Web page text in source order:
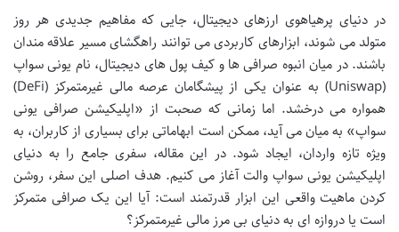
در دنیای پرهیاهوی ارزهای دیجیتال، جایی که مفاهیم جدیدی هر روز
متولد می شوند، ابزارهای کاربردی می توانند راهگشای مسیر علاقه مندان
باشند. در میان انبوه صرافی ها و کیف پول های دیجیتال، نام یونی سواپ
(Uniswap) به عنوان یکی از پیشگامان عرصه مالی غیرمتمرکز (DeFi)
همواره می درخشد. اما زمانی که صحبت از «اپلیکیشن صرافی یونی
سواپ» به میان می آید، ممکن است ابهاماتی برای بسیاری از کاربران، به
ویژه تازه واردان، ایجاد شود. در این مقاله، سفری جامع را به دنیای
اپلیکیشن یونی سواپ والت آغاز می کنیم. هدف اصلی این سفر، روشن
کردن ماهیت واقعی این ابزار قدرتمند است: آیا این یک صرافی متمرکز
است یا دروازه ای به دنیای بی مرز مالی غیرمتمرکز؟